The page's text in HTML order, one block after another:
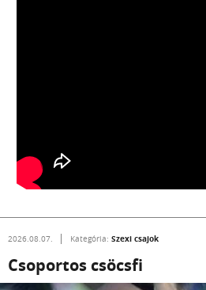
2026.08.07. Kategória: Szexi csajok
Csoportos csöcsfi